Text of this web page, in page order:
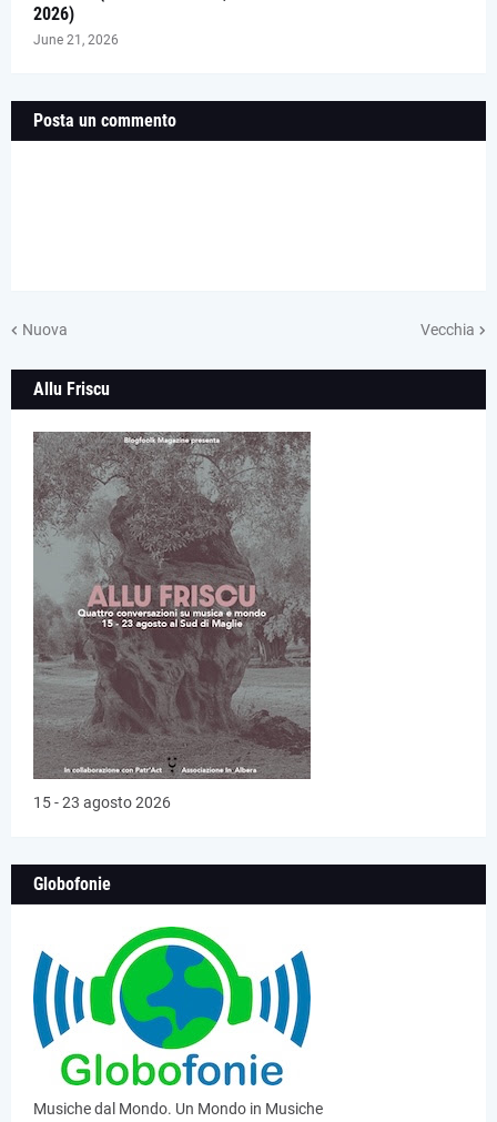
2026)
June 21, 2026
Posta un commento
Nuova Vecchia
Allu Friscu
15 - 23 agosto 2026
Globofonie
Musiche dal Mondo. Un Mondo in Musiche